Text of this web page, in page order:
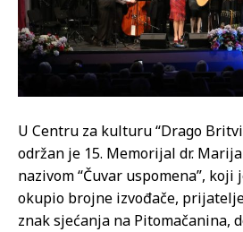
U Centru za kulturu “Drago
održan je 15. Memorijal dr.
nazivom “Čuvar uspomena”, koji
okupio brojne izvođače,
znak sjećanja na Pitomačanina,